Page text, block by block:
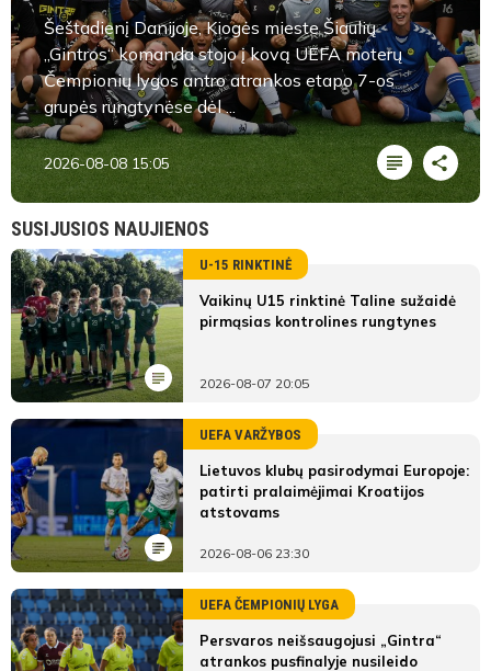
Šeštadienį Danijoje, Kiogės mieste Šiaulių
„Gintros“ komanda stojo į kovą UEFA moterų
Čempionių lygos antro atrankos etapo 7-os
grupės rungtynėse dėl ...
2026-08-08 15:05
SUSIJUSIOS NAUJIENOS
U-15 RINKTINĖ
Vaikinų U15 rinktinė Taline sužaidė
pirmąsias kontrolines rungtynes
2026-08-07 20:05
UEFA VARŽYBOS
Lietuvos klubų pasirodymai Europoje:
patirti pralaimėjimai Kroatijos
atstovams
2026-08-06 23:30
UEFA ČEMPIONIŲ LYGA
Persvaros neišsaugojusi „Gintra“
atrankos pusfinalyje nusileido